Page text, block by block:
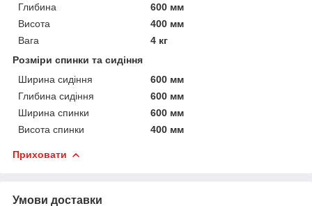
Глибина
600 мм
Висота
400 мм
Вага
4 кг
Розміри спинки та сидіння
Ширина сидіння
600 мм
Глибина сидіння
600 мм
Ширина спинки
600 мм
Висота спинки
400 мм
Приховати
Умови доставки